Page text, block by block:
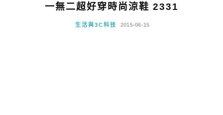
一無二超好穿時尚涼鞋 2331
生活與3C科技 2015-06-15